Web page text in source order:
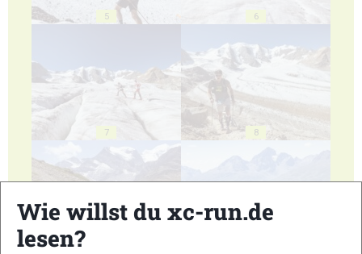
5 6
7 8
Wie willst du xc-run.de
lesen?